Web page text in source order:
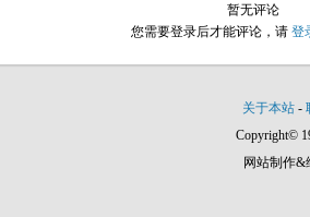
暂无评论
您需要登录后才能评论，请 登
关于本站 -
Copyright©
网站制作